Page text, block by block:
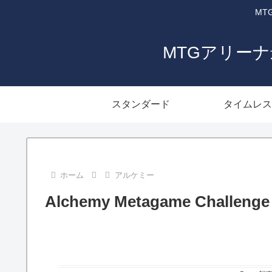
MTGアリー
スタンダード タイムレス
ホーム アルケミー
Alchemy Metagame